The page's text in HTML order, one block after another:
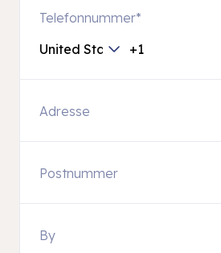
Telefonnummer*